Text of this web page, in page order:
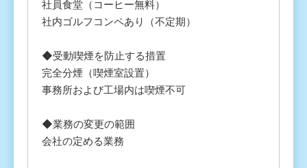
社員食堂（コーヒー無料）
社内ゴルフコンペあり（不定期）
◆受動喫煙を防止する措置
完全分煙（喫煙室設置）
事務所および工場内は喫煙不可
◆業務の変更の範囲
会社の定める業務